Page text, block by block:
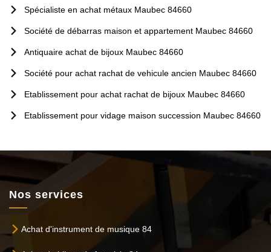
Spécialiste en achat métaux Maubec 84660
Société de débarras maison et appartement Maubec 84660
Antiquaire achat de bijoux Maubec 84660
Société pour achat rachat de vehicule ancien Maubec 84660
Etablissement pour achat rachat de bijoux Maubec 84660
Etablissement pour vidage maison succession Maubec 84660
Nos services
Achat d'instrument de musique 84